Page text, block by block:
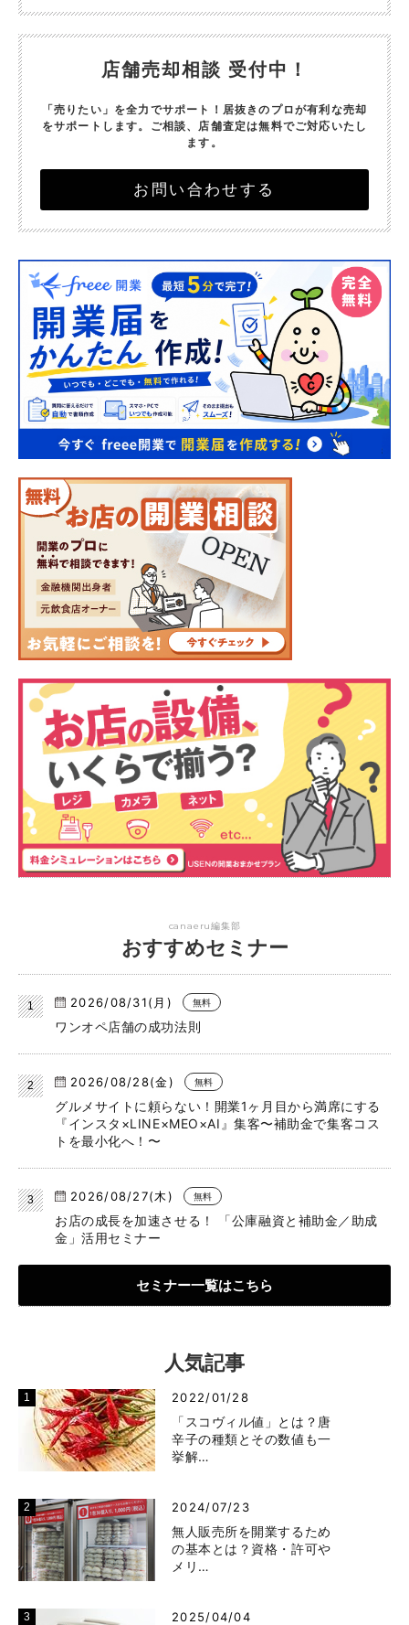
店舗売却相談 受付中！
「売りたい」を全力でサポート！ 居抜きのプロが有利な売却
をサポートします。 ご相談、店舗査定は無料でご対応いたし
ます。
お問い合わせする
canaeru編集部
おすすめセミナー
2026/08/31(月) 無料
ワンオペ店舗の成功法則
2026/08/28(金) 無料
グルメサイトに頼らない！開業1ヶ月目から満席にする
『インスタ×LINE×MEO×AI』集客〜補助金で集客コス
トを最小化へ！〜
2026/08/27(木) 無料
お店の成長を加速させる！ 「公庫融資と補助金／助成
金」活用セミナー
セミナー一覧はこちら
人気記事
2022/01/28
「スコヴィル値」とは？唐
辛子の種類とその数値も一
挙解…
2024/07/23
無人販売所を開業するため
の基本とは？資格・許可や
メリ…
2025/04/04